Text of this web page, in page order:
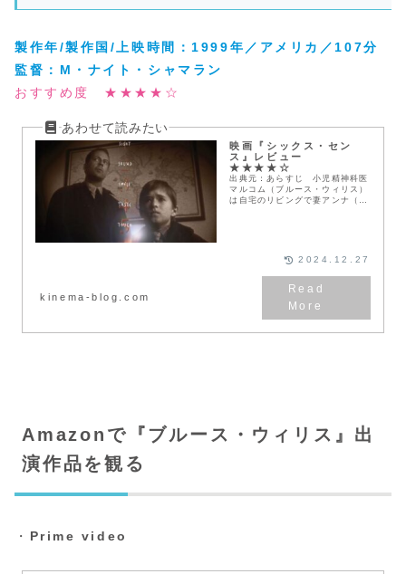
製作年/製作国/上映時間：1999年／アメリカ／107分
監督： M・ナイト・シャマラン
おすすめ度 ★★★★☆
映画『シックス・セン
ス』レビュー
★★★★☆
出典元：あらすじ 小児精神科医
マルコム（ブルース・ウィリス）
は自宅のリビングで妻アンナ（オ
kinema-blog.com
2024.12.27
Amazonで『ブルース・ウィリス』出
演作品を観る
・ Prime video